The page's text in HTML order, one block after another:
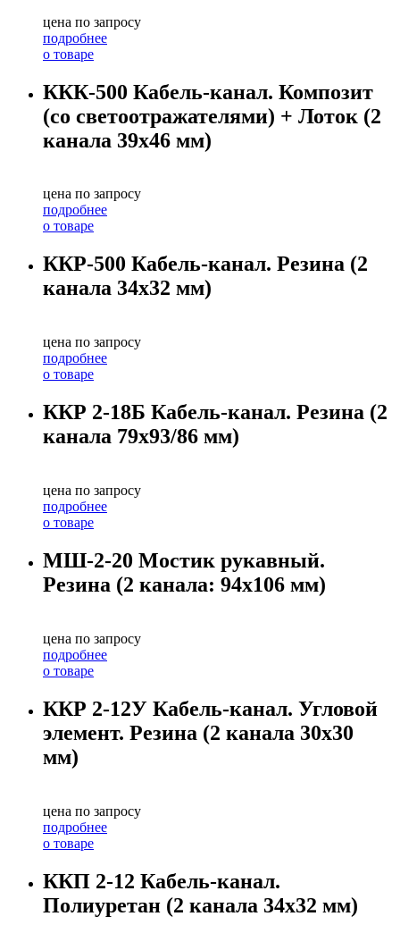
цена по запросу
подробнее
о товаре
ККК-500 Кабель-канал. Композит
(со светоотражателями) + Лоток (2
канала 39х46 мм)
цена по запросу
подробнее
о товаре
ККР-500 Кабель-канал. Резина (2
канала 34х32 мм)
цена по запросу
подробнее
о товаре
ККР 2-18Б Кабель-канал. Резина (2
канала 79х93/86 мм)
цена по запросу
подробнее
о товаре
МШ-2-20 Мостик рукавный.
Резина (2 канала: 94х106 мм)
цена по запросу
подробнее
о товаре
ККР 2-12У Кабель-канал. Угловой
элемент. Резина (2 канала 30х30
мм)
цена по запросу
подробнее
о товаре
ККП 2-12 Кабель-канал.
Полиуретан (2 канала 34х32 мм)